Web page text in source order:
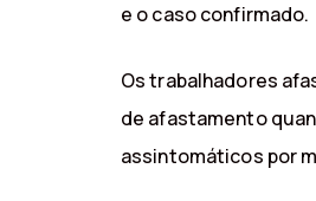
e o caso confirmado.
Os trabalhadores
de afastamento
assintomáticos por